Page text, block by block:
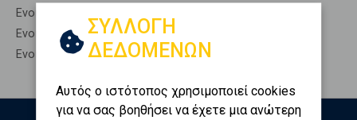
Ενοικίαση Υπόγεια ΚΑΡΔΙΤΣΑ
Ενοικίαση Υπόσκαφα ΚΑΡΔΙΤΣΑ
Ενοικίαση Υπολ. υψουν ΚΑΡΔΙΤΣΑ
ΣΥΛΛΟΓΗ
ΔΕΔΟΜΕΝΩΝ
Αυτός ο ιστότοπος χρησιμοποιεί cookies
για να σας βοηθήσει να έχετε μια ανώτερη